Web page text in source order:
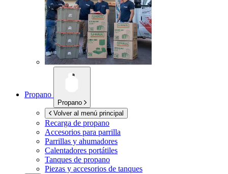
Propano
Propano
Volver al menú principal
Recarga de propano
Accesorios para parrilla
Parrillas y ahumadores
Calentadores portátiles
Tanques de propano
Piezas y accesorios de tanques